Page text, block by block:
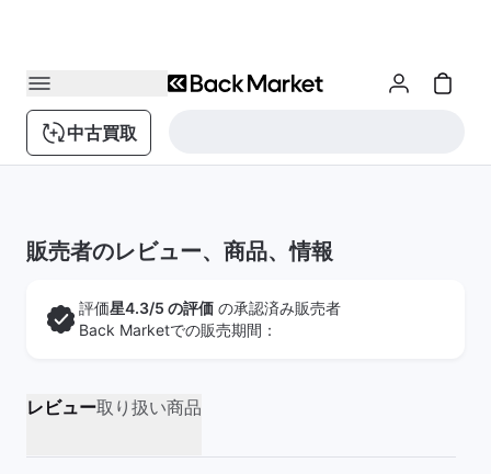
中古買取
販売者のレビュー、商品、情報
評価星4.3/5 の評価 の承認済み販売者
Back Marketでの販売期間：
レビュー取り扱い商品